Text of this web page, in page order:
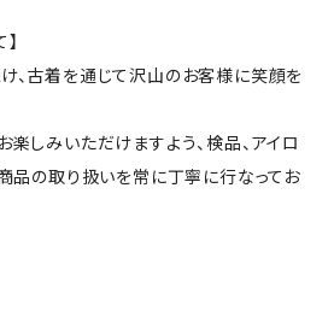
、古着を通じて沢山のお客様に笑顔を
しみいただけますよう、検品、アイロ
商品の取り扱いを常に丁寧に行なってお